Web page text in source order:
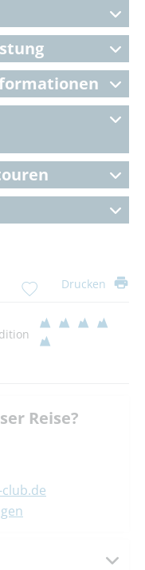
Drucken
Reise?